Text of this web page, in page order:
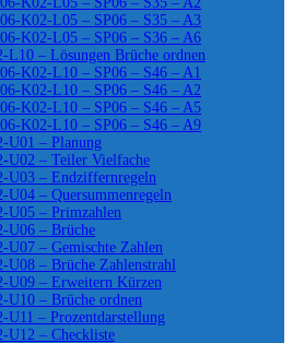
K02-L05 – SP06 – S35 – A3
K02-L05 – SP06 – S36 – A6
L10 – Lösungen Brüche ordnen
K02-L10 – SP06 – S46 – A1
K02-L10 – SP06 – S46 – A2
K02-L10 – SP06 – S46 – A5
K02-L10 – SP06 – S46 – A9
U01 – Planung
U02 – Teiler Vielfache
U03 – Endziffernregeln
U04 – Quersummenregeln
U05 – Primzahlen
U06 – Brüche
U07 – Gemischte Zahlen
U08 – Brüche Zahlenstrahl
U09 – Erweitern Kürzen
U10 – Brüche ordnen
U11 – Prozentdarstellung
U12 – Checkliste